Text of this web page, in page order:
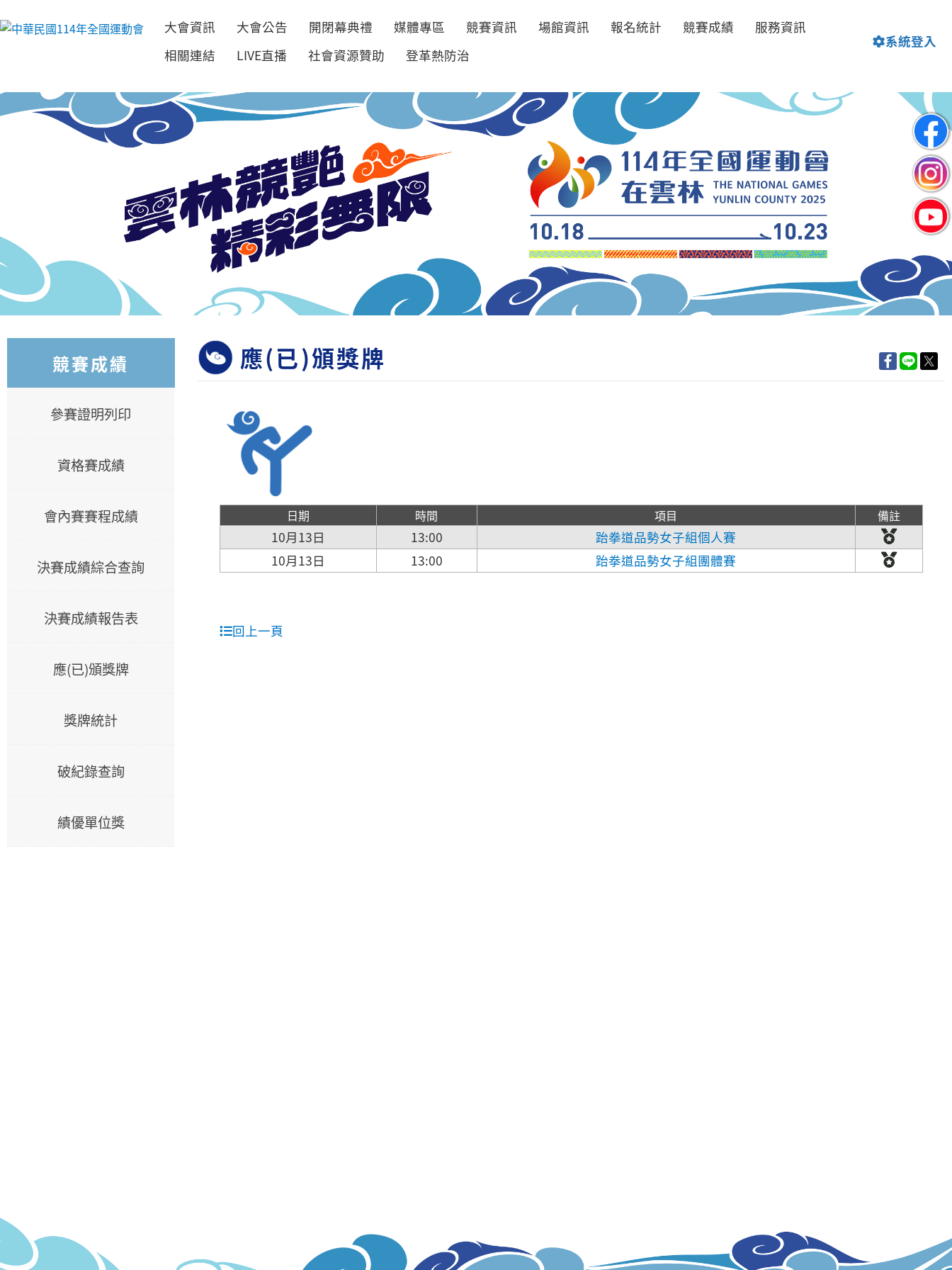
跳到主要內容
大會資訊 大會公告 開閉幕典禮 媒體專區 競賽資訊 場館資訊 報名統計 競賽成績
服務資訊
相關連結
LIVE直播 社會資源贊助 登革熱防治
系統登入
競賽成績
參賽證明列印
資格賽成績
會內賽賽程成績
決賽成績綜合查詢
決賽成績報告表
應(已)頒獎牌
獎牌統計
破紀錄查詢
績優單位獎
應(已)頒獎牌
日期 時間 項目 備註
10月13日 13:00
跆拳道品勢女子組個人賽
10月13日
13:00 跆拳道品勢女子組團體賽
回上一頁